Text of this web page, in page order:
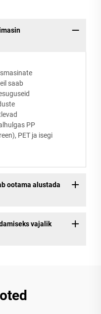
saab
PP
PET ja isegi
ootama alustada
vajalik